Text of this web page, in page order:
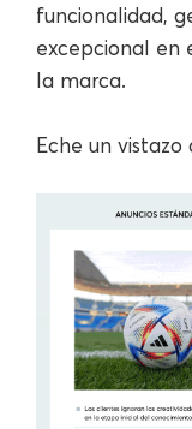
funcionalidad,
excepcional en
la marca.
Eche un